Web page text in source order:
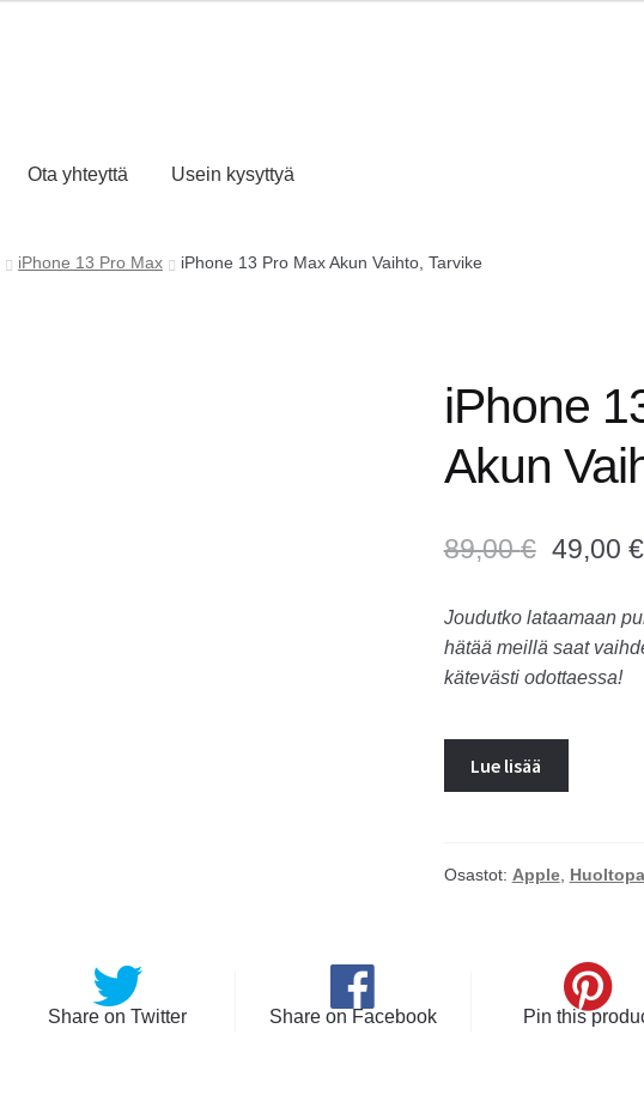
Ota yhteyttä Usein kysyttyä
iPhone 13 Pro Max iPhone 13 Pro Max Akun Vaihto, Tarvike
iPhone
Akun
89,00€ 49,00€
Joudutko lataamaan
hätää meillä saat
kätevästi odottaessa!
Lue lisää
Osastot: Apple,
Share on Twitter Share on Facebook Pin this